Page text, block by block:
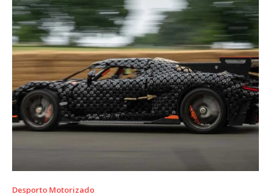
Desporto Motorizado